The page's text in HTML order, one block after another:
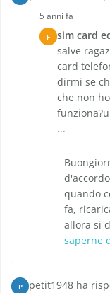
5 anni fa
F sim card
salve
card
dirmi se
che non
...
quando
fa,
allora si
saperne
P petit1948 ha